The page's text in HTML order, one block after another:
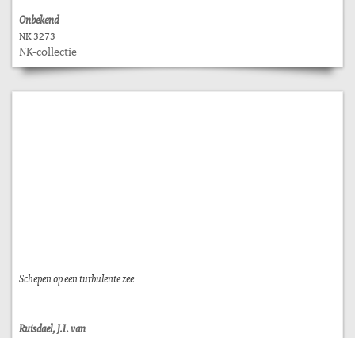
Onbekend
NK 3273
NK-collectie
Schepen op een turbulente zee
Ruisdael, J.I. van